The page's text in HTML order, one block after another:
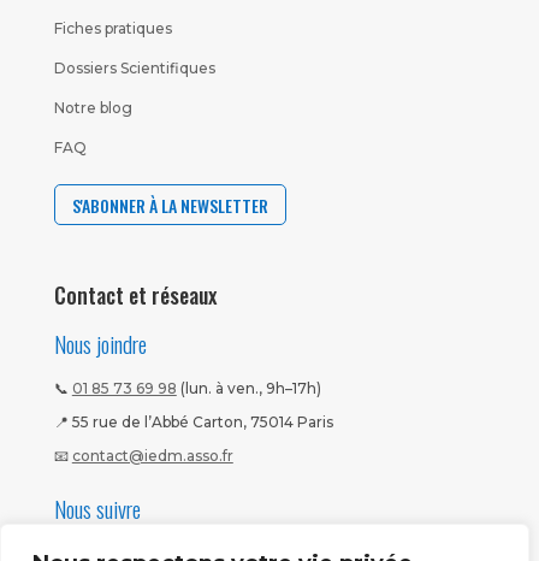
Fiches pratiques
Dossiers Scientifiques
Notre blog
FAQ
S'ABONNER À LA NEWSLETTER
Contact et réseaux
Nous joindre
📞 01 85 73 69 98 (lun. à ven., 9h–17h)
📍 55 rue de l’Abbé Carton, 75014 Paris
📧 contact@iedm.asso.fr
Nous suivre